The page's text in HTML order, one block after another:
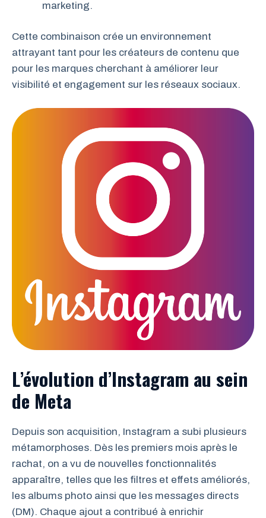
marketing.
Cette combinaison crée un environnement
attrayant tant pour les créateurs de contenu que
pour les marques cherchant à améliorer leur
visibilité et engagement sur les réseaux sociaux.
L’évolution d’Instagram au sein
de Meta
Depuis son acquisition, Instagram a subi plusieurs
métamorphoses. Dès les premiers mois après le
rachat, on a vu de nouvelles fonctionnalités
apparaître, telles que les filtres et effets améliorés,
les albums photo ainsi que les messages directs
(DM). Chaque ajout a contribué à enrichir